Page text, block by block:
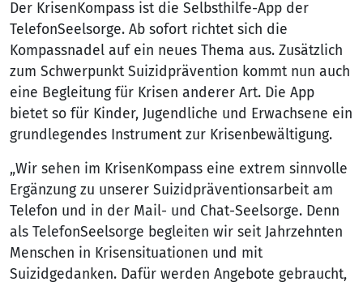
Der KrisenKompass ist die Selbsthilfe-App der
TelefonSeelsorge. Ab sofort richtet sich die
Kompassnadel auf ein neues Thema aus. Zusätzlich
zum Schwerpunkt Suizidprävention kommt nun auch
eine Begleitung für Krisen anderer Art. Die App
bietet so für Kinder, Jugendliche und Erwachsene ein
grundlegendes Instrument zur Krisenbewältigung.
„Wir sehen im KrisenKompass eine extrem sinnvolle
Ergänzung zu unserer Suizidpräventionsarbeit am
Telefon und in der Mail- und Chat-Seelsorge. Denn
als TelefonSeelsorge begleiten wir seit Jahrzehnten
Menschen in Krisensituationen und mit
Suizidgedanken. Dafür werden Angebote gebraucht,